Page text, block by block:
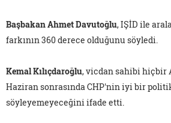
Başbakan Ahmet Davutoğlu, IŞİD ile
farkının 360 derece olduğunu söyledi.
Kemal Kılıçdaroğlu, vicdan sahibi hiçbir
Haziran sonrasında CHP'nin iyi bir
söyleyemeyeceğini ifade etti.